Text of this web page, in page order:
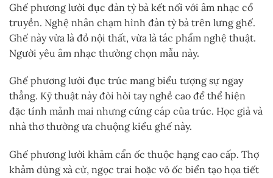
Ghế phương lười đục đàn tỳ bà kết nối với âm nhạc cổ
truyền. Nghệ nhân chạm hình đàn tỳ bà trên lưng ghế.
Ghế này vừa là đồ nội thất, vừa là tác phẩm nghệ thuật.
Người yêu âm nhạc thường chọn mẫu này.
Ghế phương lười đục trúc mang biểu tượng sự ngay
thẳng. Kỹ thuật này đòi hỏi tay nghề cao để thể hiện
đặc tính mảnh mai nhưng cứng cáp của trúc. Học giả và
nhà thơ thường ưa chuộng kiểu ghế này.
Ghế phương lười khảm cẩn ốc thuộc hạng cao cấp. Thợ
khảm dùng xà cừ, ngọc trai hoặc vỏ ốc biển tạo họa tiết